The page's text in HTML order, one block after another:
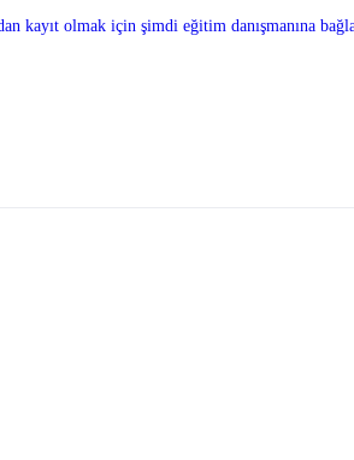
kayıt olmak için şimdi eğitim danışmanına